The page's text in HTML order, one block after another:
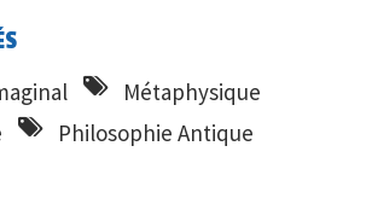
Métaphysique
Philosophie Antique